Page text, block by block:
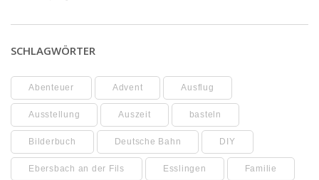
SCHLAGWÖRTER
Abenteuer Advent Ausflug
Ausstellung Auszeit basteln
Bilderbuch Deutsche Bahn DIY
Ebersbach an der Fils Esslingen Familie